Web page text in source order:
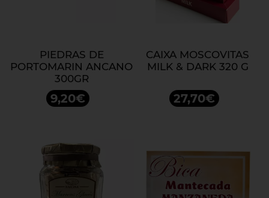
PIEDRAS DE
PORTOMARIN ANCANO
300GR
9,20€
CAIXA MOSCOVITAS
MILK & DARK 320 G
27,70€